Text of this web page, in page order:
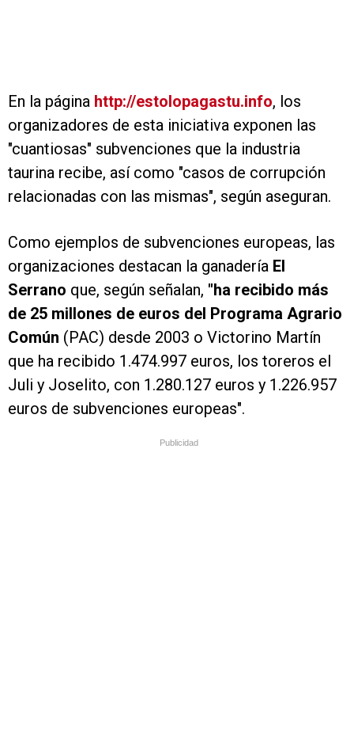
En la página http://estolopagastu.info, los
organizadores de esta iniciativa exponen las
"cuantiosas" subvenciones que la industria
taurina recibe, así como "casos de corrupción
relacionadas con las mismas", según aseguran.
Como ejemplos de subvenciones europeas, las
organizaciones destacan la ganadería El
Serrano que, según señalan, "ha recibido más
de 25 millones de euros del Programa Agrario
Común (PAC) desde 2003 o Victorino Martín
que ha recibido 1.474.997 euros, los toreros el
Juli y Joselito, con 1.280.127 euros y 1.226.957
euros de subvenciones europeas".
Publicidad